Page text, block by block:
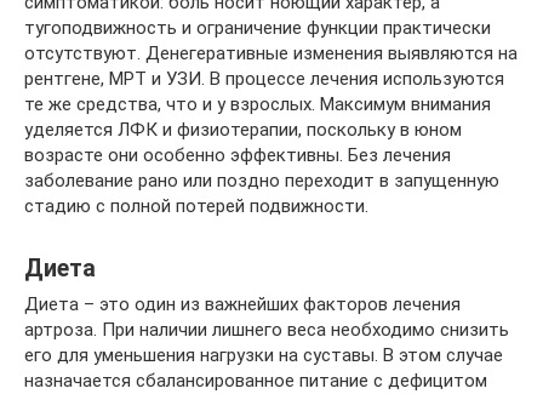
тугоподвижность и ограничение функции практически
отсутствуют. Денегеративные изменения выявляются на
рентгене, МРТ и УЗИ. В процессе лечения используются
те же средства, что и у взрослых. Максимум внимания
уделяется ЛФК и физиотерапии, поскольку в юном
возрасте они особенно эффективны. Без лечения
заболевание рано или поздно переходит в запущенную
стадию с полной потерей подвижности.
Диета
Диета – это один из важнейших факторов лечения
артроза. При наличии лишнего веса необходимо снизить
его для уменьшения нагрузки на суставы. В этом случае
назначается сбалансированное питание с дефицитом